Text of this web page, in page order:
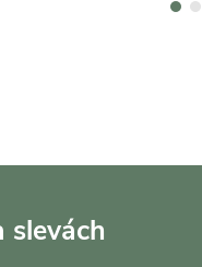
slevách